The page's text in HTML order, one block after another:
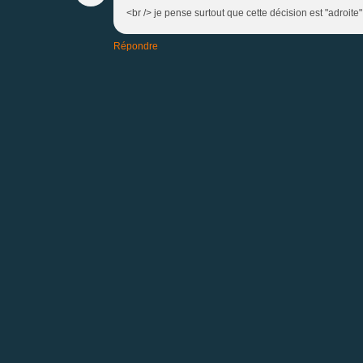
<br /> je pense surtout que cette décision est
Répondre